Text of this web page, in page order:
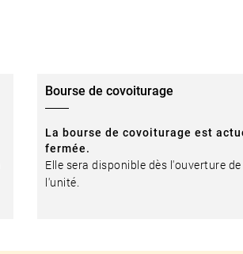
Bourse de covoiturage
La bourse de covoiturage est
fermée.
Elle sera disponible dès l'ouverture
l'unité.